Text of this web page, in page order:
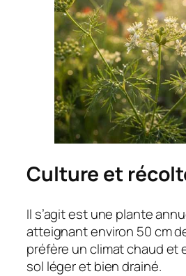
Culture et
Il s’agit est une plante
atteignant environ 50 cm
préfère un climat chaud et
sol léger et bien drainé.